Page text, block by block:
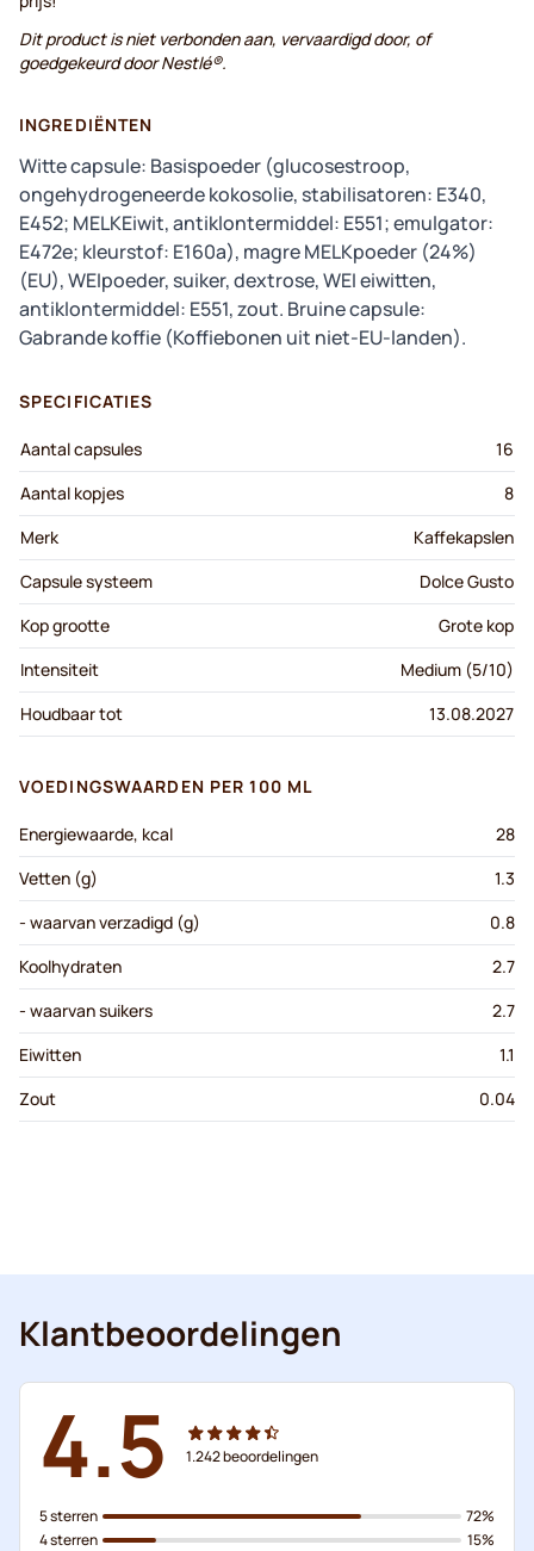
Dit product is niet verbonden aan, vervaardigd door, of
goedgekeurd door Nestlé®.
INGREDIËNTEN
Witte capsule: Basispoeder (glucosestroop,
ongehydrogeneerde kokosolie, stabilisatoren: E340,
E452; MELKEiwit, antiklontermiddel: E551; emulgator:
E472e; kleurstof: E160a), magre MELKpoeder (24%)
(EU), WEIpoeder, suiker, dextrose, WEI eiwitten,
antiklontermiddel: E551, zout. Bruine capsule:
Gabrande koffie (Koffiebonen uit niet-EU-landen).
SPECIFICATIES
Aantal capsules
16
Aantal kopjes
8
Merk
Kaffekapslen
Capsule systeem
Dolce Gusto
Kop grootte
Grote kop
Intensiteit
Medium (5/10)
Houdbaar tot
13.08.2027
VOEDINGSWAARDEN PER 100 ML
Energiewaarde, kcal
28
Vetten (g)
1.3
- waarvan verzadigd (g)
0.8
Koolhydraten
2.7
- waarvan suikers
2.7
Eiwitten
1.1
Zout
0.04
Klantbeoordelingen
4.5 1.242beoordelingen
5 sterren
4 sterren
72%
15%